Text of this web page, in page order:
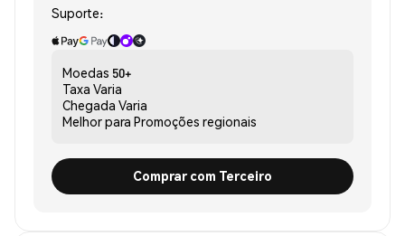
Suporte:
Moedas 50+
Taxa Varia
Chegada Varia
Melhor para Promoções regionais
Comprar com Terceiro